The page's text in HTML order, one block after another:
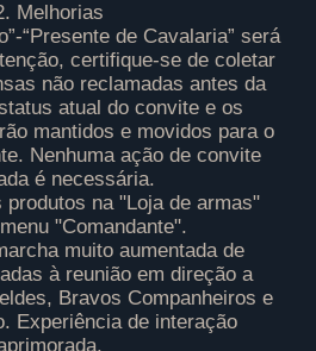
Melhorias
“Presente de Cavalaria” será
certifique-se de coletar
não reclamadas antes da
atual do convite e os
mantidos e movidos para o
Nenhuma ação de convite
é necessária.
produtos na "Loja de armas"
"Comandante".
muito aumentada de
à reunião em direção a
Bravos Companheiros e
Experiência de interação